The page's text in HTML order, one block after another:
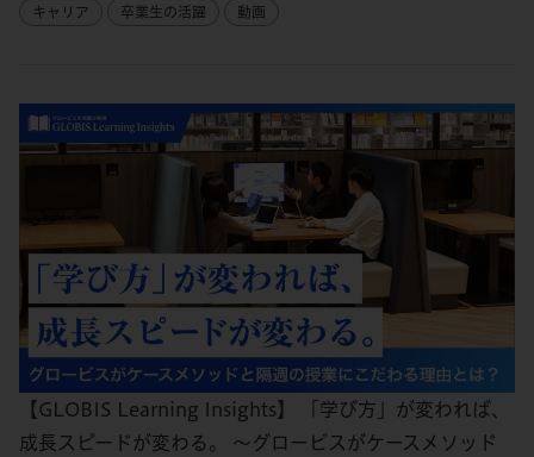
キャリア 卒業生の活躍 動画
【GLOBIS Learning Insights】 「学び方」が変われば、
成長スピードが変わる。 〜グロービスがケースメソッド